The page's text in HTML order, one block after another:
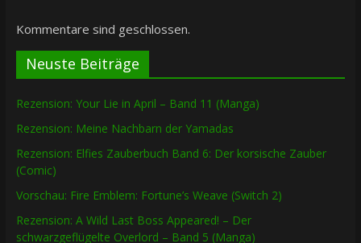
Kommentare sind geschlossen.
Neuste Beiträge
Rezension: Your Lie in April – Band 11 (Manga)
Rezension: Meine Nachbarn der Yamadas
Rezension: Elfies Zauberbuch Band 6: Der korsische Zauber
(Comic)
Vorschau: Fire Emblem: Fortune’s Weave (Switch 2)
Rezension: A Wild Last Boss Appeared! – Der
schwarzgeflügelte Overlord – Band 5 (Manga)